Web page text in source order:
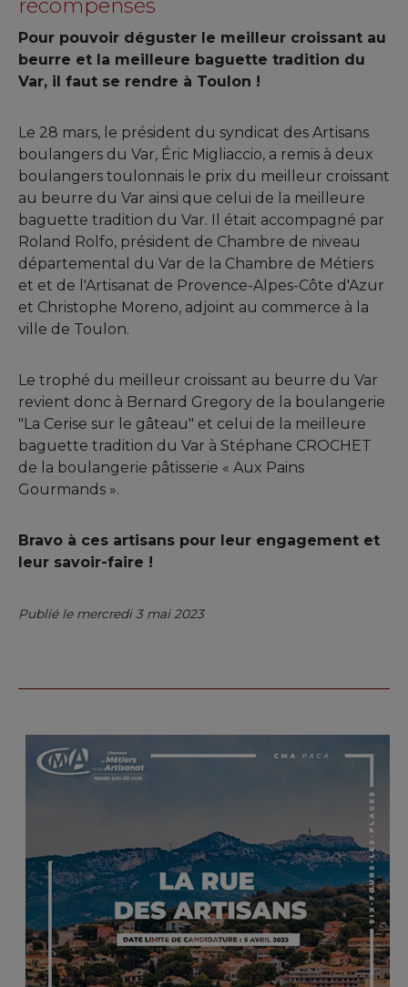
récompensés
Pour pouvoir déguster le meilleur croissant au
beurre et la meilleure baguette tradition du
Var, il faut se rendre à Toulon !
Le 28 mars, le président du syndicat des Artisans
boulangers du Var, Éric Migliaccio, a remis à deux
boulangers toulonnais le prix du meilleur croissant
au beurre du Var ainsi que celui de la meilleure
baguette tradition du Var. Il était accompagné par
Roland Rolfo, président de Chambre de niveau
départemental du Var de la Chambre de Métiers
et et de l'Artisanat de Provence-Alpes-Côte d'Azur
et Christophe Moreno, adjoint au commerce à la
ville de Toulon.
Le trophé du meilleur croissant au beurre du Var
revient donc à Bernard Gregory de la boulangerie
"La Cerise sur le gâteau" et celui de la meilleure
baguette tradition du Var à Stéphane CROCHET
de la boulangerie pâtisserie « Aux Pains
Gourmands ».
Bravo à ces artisans pour leur engagement et
leur savoir-faire !
Publié le mercredi 3 mai 2023